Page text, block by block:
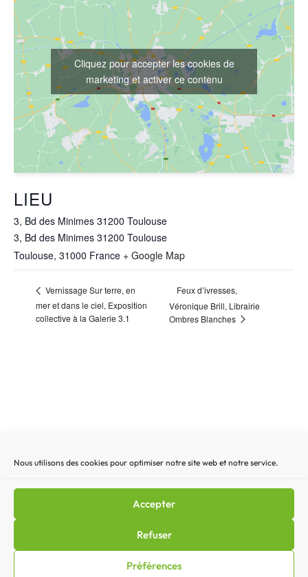
Nous utilisons des cookies pour optimiser notre site web et notre service.
Accepter
Refuser
Préférences
LIEU
3, Bd des Minimes 31200 Toulouse
3, Bd des Minimes 31200 Toulouse
Toulouse, 31000 France + Google Map
Cliquez pour accepter les cookies de
marketing et activer ce contenu
Vernissage Sur terre, en
mer et dans le ciel, Exposition
collective à la Galerie 3.1
Feux d’ivresses,
Véronique Brill, Librairie
Ombres Blanches
Recherche
cookies|Politique de confidentialité|Politique de cookies
(EU)|Contact